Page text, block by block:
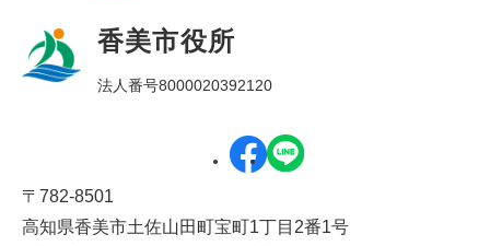
香美市役所
法人番号8000020392120
〒782-8501
高知県香美市土佐山田町宝町1丁目2番1号